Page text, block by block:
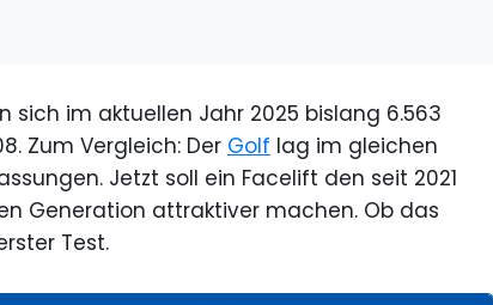
sich im aktuellen Jahr 2025 bislang 6.563
Zum Vergleich: Der Golf lag im gleichen
Jetzt soll ein Facelift den seit 2021
Generation attraktiver machen. Ob das
Test.